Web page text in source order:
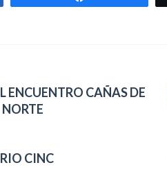
ENCUENTRO CAÑAS DE
CINC